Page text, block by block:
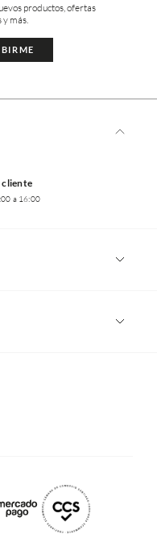
productos, ofertas
más.
cliente
a 16:00